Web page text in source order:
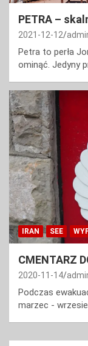
PETRA –
2021-12-12
Petra to perła
ominąć. Jedyny
IRAN SEE
CMENTARZ
2020-11-14
Podczas
marzec -